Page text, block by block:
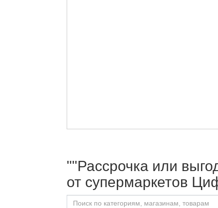
""Рассрочка или
от супермаркетов